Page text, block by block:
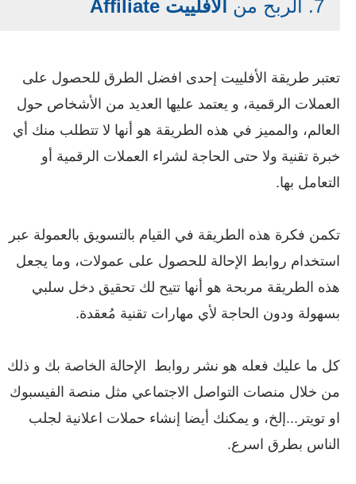
7. الربح من الأفلييت Affiliate
تعتبر طريقة الأفلييت إحدى افضل الطرق للحصول على
العملات الرقمية، و يعتمد عليها العديد من الأشخاص حول
العالم، والمميز في هذه الطريقة هو أنها لا تتطلب منك أي
خبرة تقنية ولا حتى الحاجة لشراء العملات الرقمية أو
التعامل بها.
تكمن فكرة هذه الطريقة في القيام بالتسويق بالعمولة عبر
استخدام روابط الإحالة للحصول على عمولات، وما يجعل
هذه الطريقة مربحة هو أنها تتيح لك تحقيق دخل سلبي
بسهولة ودون الحاجة لأي مهارات تقنية مُعقدة.
كل ما عليك فعله هو نشر روابط الإحالة الخاصة بك و ذلك
من خلال منصات التواصل الاجتماعي مثل منصة الفيسبوك
او تويتر...إلخ، و يمكنك أيضا إنشاء حملات اعلانية لجلب
الناس بطرق اسرع.